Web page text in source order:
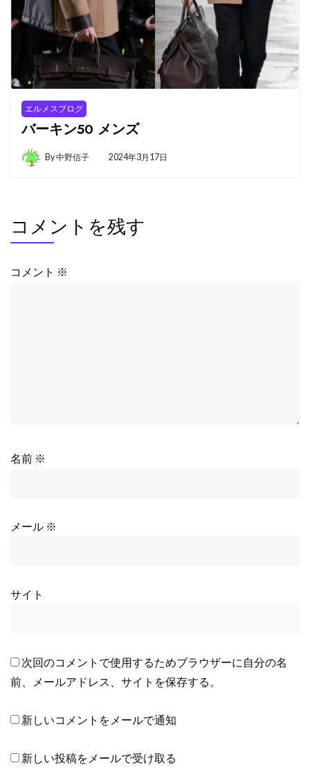
エルメスブログ
バーキン50 メンズ
By中野信子 2024年3月17日
コメントを残す
コメント ※
名前 ※
メール ※
サイト
次回のコメントで使用するためブラウザーに自分の名
前、メールアドレス、サイトを保存する。
新しいコメントをメールで通知
新しい投稿をメールで受け取る